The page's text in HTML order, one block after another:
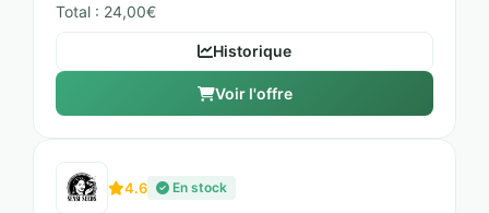
Total : 24,00€
Historique
Voir l'offre
4.6 En stock